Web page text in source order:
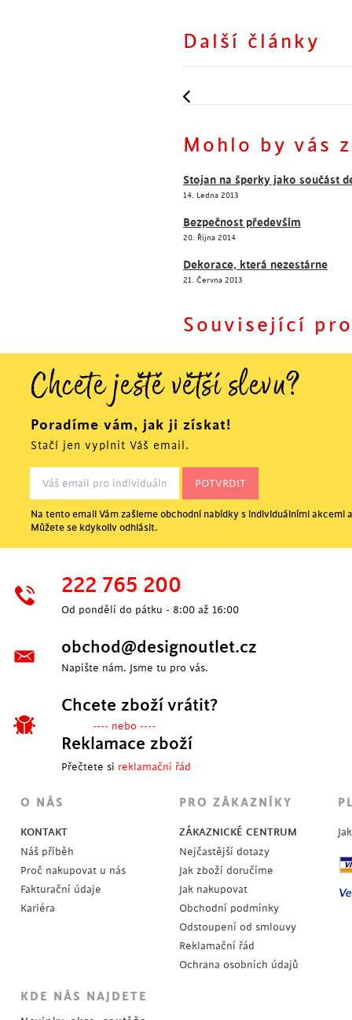
Další články
Mohlo by vás
Stojan na šperky jako součást
14. Ledna 2013
Bezpečnost především
20. Října 2014
Dekorace, která nezestárne
21. Června 2013
Související
POSLEDNÍ KUSY
Chcete ještě větší slevu?
Poradíme vám, jak ji získat!
Stačí jen vyplnit Váš email.
Na tento email Vám zašleme obchodní nabídky s individuálními akcemi
Můžete se kdykoliv odhlásit.
222 765 200
Od pondělí do pátku - 8:00 až 16:00
obchod@designoutlet.cz
Napište nám. Jsme tu pro vás.
Chcete zboží vrátit?
---- nebo ----
Reklamace zboží
Přečtete si reklamační řád
O NÁS
KONTAKT
Náš příběh
Proč nakupovat u nás
Fakturační údaje
Kariéra
PRO ZÁKAZNÍKY
ZÁKAZNICKÉ CENTRUM
Nejčastější dotazy
Jak zboží doručíme
Jak nakupovat
Obchodní podmínky
Odstoupení od smlouvy
Reklamační řád
Ochrana osobních údajů
KDE NÁS NAJDETE